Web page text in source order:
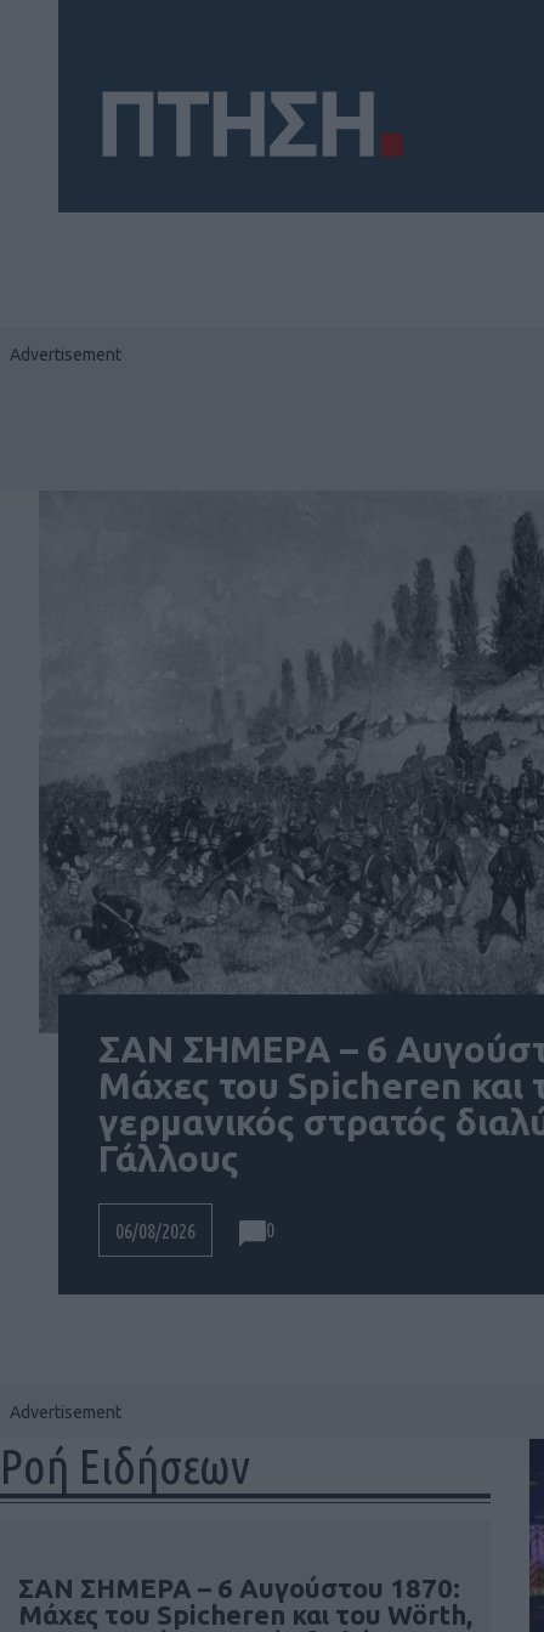
ΣΑΝ ΣΗΜΕΡΑ – 6
Μάχες του Spicheren και
γερμανικός στρατός
Γάλλους
06/08/2026 0
Ροή Ειδήσεων
ΣΑΝ ΣΗΜΕΡΑ – 6 Αυγούστου 1870:
Μάχες του Spicheren και του Wörth,